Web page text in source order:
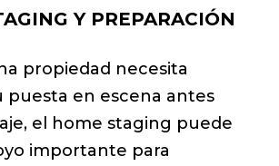
Y PREPARACIÓN
propiedad necesita
puesta en escena antes
el home staging puede
importante para